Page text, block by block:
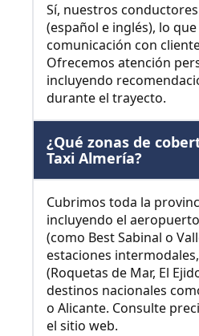
Sí, nuestros
(español e inglés), lo
comunicación con
Ofrecemos atención
incluyendo
durante el trayecto.
¿Qué zonas de
Taxi Almería?
Cubrimos toda la
incluyendo el
(como Best Sabinal o
estaciones
(Roquetas de Mar, El
destinos nacionales
o Alicante. Consulte
el sitio web.